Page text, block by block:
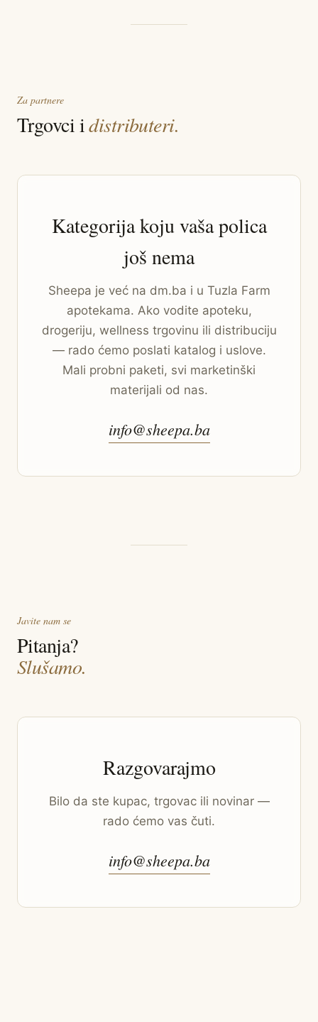
Za partnere
Trgovci idistributeri.
Kategorija koju vaša polica
još nema
Sheepa je već na dm.ba i u Tuzla Farm
apotekama. Ako vodite apoteku,
drogeriju, wellness trgovinu ili distribuciju
— rado ćemo poslati katalog i uslove.
Mali probni paketi, svi marketinški
materijali od nas.
info@sheepa.ba
Javite nam se
Pitanja?
Slušamo.
Razgovarajmo
Bilo da ste kupac, trgovac ili novinar —
rado ćemo vas čuti.
info@sheepa.ba